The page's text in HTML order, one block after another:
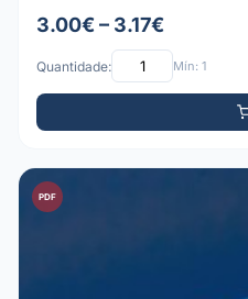
3.00€ – 3.17€
Quantidade: Mín: 1
PDF